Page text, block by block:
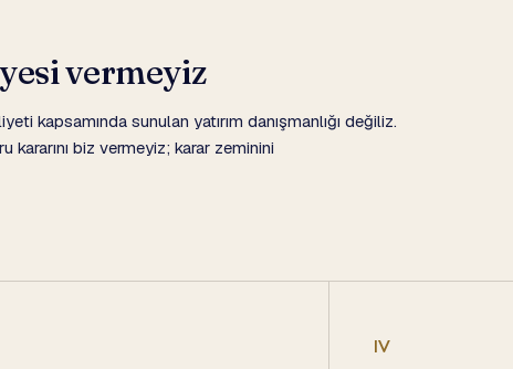
vermeyiz
kapsamında sunulan yatırım danışmanlığı değiliz.
kararını biz vermeyiz; karar zeminini
IV